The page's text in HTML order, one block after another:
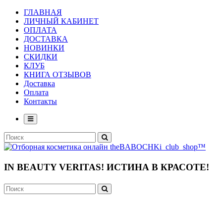
ГЛАВНАЯ
ЛИЧНЫЙ КАБИНЕТ
ОПЛАТА
ДОСТАВКА
НОВИНКИ
СКИДКИ
КЛУБ
КНИГА ОТЗЫВОВ
Доставка
Оплата
Контакты
IN BEAUTY VERITAS! ИСТИНА В КРАСОТЕ!